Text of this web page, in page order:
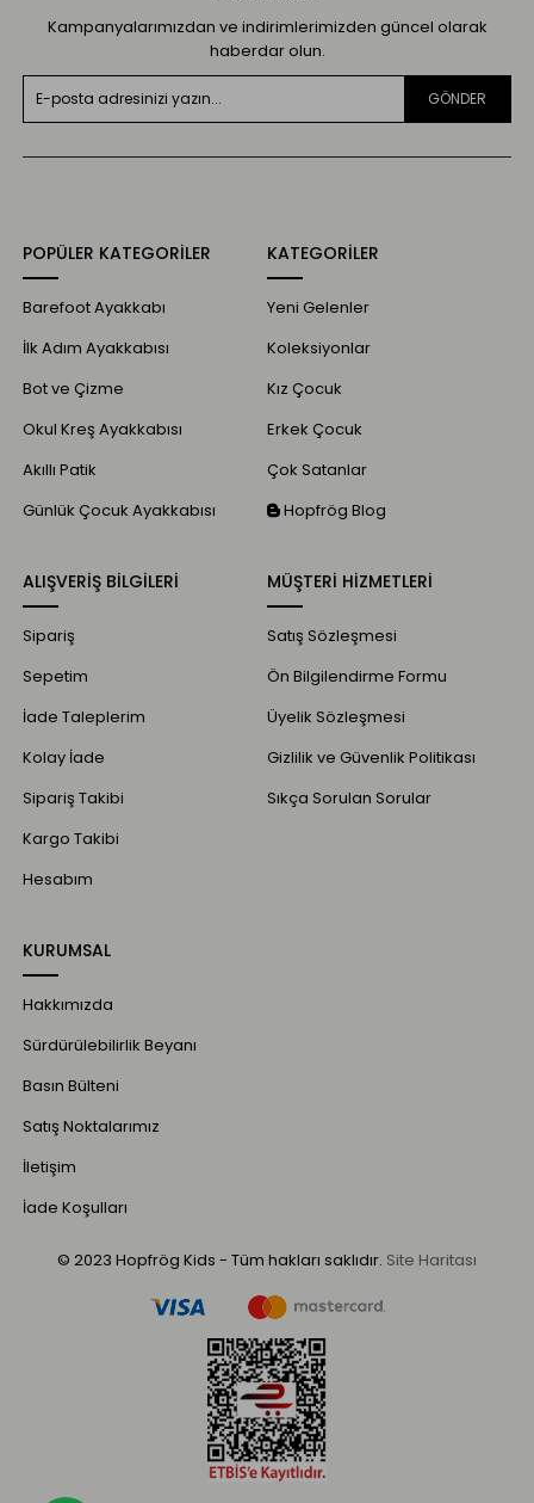
Kampanyalarımızdan ve indirimlerimizden güncel olarak
haberdar olun.
GÖNDER
POPÜLER KATEGORİLER
Barefoot Ayakkabı
İlk Adım Ayakkabısı
Bot ve Çizme
Okul Kreş Ayakkabısı
Akıllı Patik
Günlük Çocuk Ayakkabısı
KATEGORİLER
Yeni Gelenler
Koleksiyonlar
Kız Çocuk
Erkek Çocuk
Çok Satanlar
Hopfrög Blog
ALIŞVERİŞ BİLGİLERİ
Sipariş
Sepetim
İade Taleplerim
Kolay İade
Sipariş Takibi
Kargo Takibi
Hesabım
MÜŞTERİ HİZMETLERİ
Satış Sözleşmesi
Ön Bilgilendirme Formu
Üyelik Sözleşmesi
Gizlilik ve Güvenlik Politikası
Sıkça Sorulan Sorular
KURUMSAL
Hakkımızda
Sürdürülebilirlik Beyanı
Basın Bülteni
Satış Noktalarımız
İletişim
İade Koşulları
© 2023 Hopfrög Kids - Tüm hakları saklıdır. Site Haritası